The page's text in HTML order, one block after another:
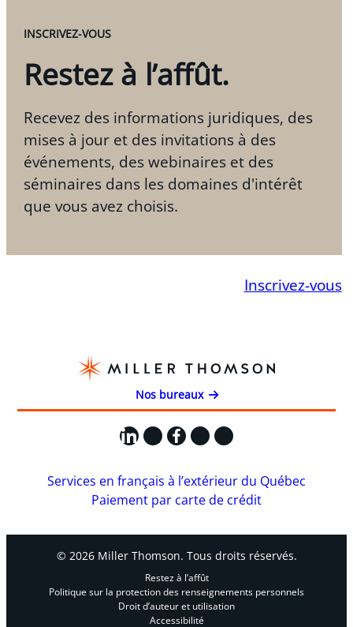
INSCRIVEZ-VOUS
Restez à l’affût.
Recevez des informations juridiques, des
mises à jour et des invitations à des
événements, des webinaires et des
séminaires dans les domaines d'intérêt
que vous avez choisis.
Inscrivez-vous
Nos bureaux
LinkedIn
X Facebook
Instagram
YouTube
Services en français à l’extérieur du Québec
Paiement par carte de crédit
© 2026 Miller Thomson. Tous droits réservés.
Restez à l’affût
Politique sur la protection des renseignements personnels
Droit d’auteur et utilisation
Accessibilité